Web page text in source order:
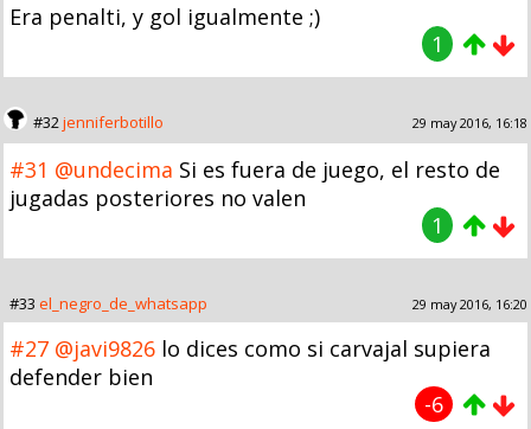
Era penalti, y gol igualmente ;)
1
#32jenniferbotillo 29 may 2016, 16:18
#31 @undecima Si es fuera de juego, el resto de
jugadas posteriores no valen
1
#33 el_negro_de_whatsapp 29 may 2016, 16:20
#27 @javi9826 lo dices como si carvajal supiera
defender bien
-6